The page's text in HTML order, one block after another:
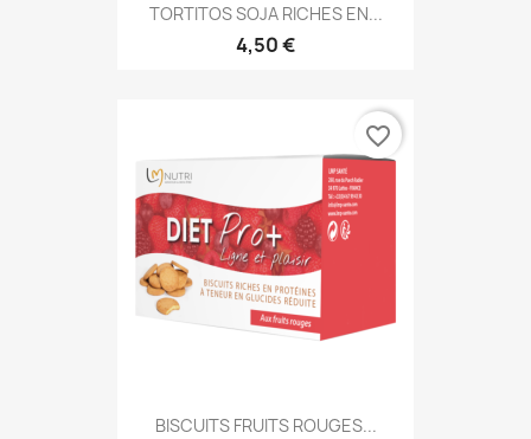
TORTITOS SOJA RICHES EN...
4,50 €
BISCUITS FRUITS ROUGES...
favorite_border